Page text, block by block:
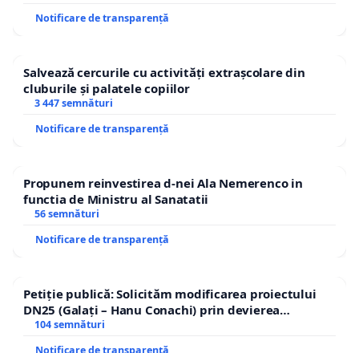
Notificare de transparență
Salvează cercurile cu activități extrașcolare din
cluburile și palatele copiilor
3 447 semnături
Notificare de transparență
Propunem reinvestirea d-nei Ala Nemerenco in
functia de Ministru al Sanatatii
56 semnături
Notificare de transparență
Petiție publică: Solicităm modificarea proiectului
DN25 (Galați – Hanu Conachi) prin devierea
traseului în afara localităților!
104 semnături
Notificare de transparență